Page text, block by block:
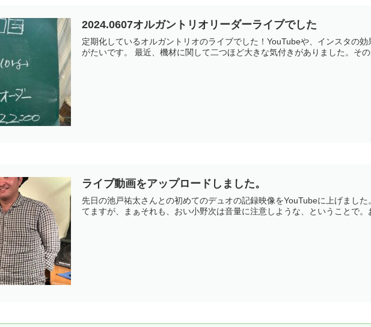
2024.0607オルガントリオリーダーライブでした
定期化しているオルガントリオのライブでした！YouTubeや、インスタの
がたいです。 最近、機材に関して二つほど大きな気付きがありました。そ
ライブ動画をアップロードしました。
先日の池戸祐太さんとの初めてのデュオの記録映像をYouTubeに上げまし
てますが、まぁそれも、おい小野次は音量に注意しような、ということで。